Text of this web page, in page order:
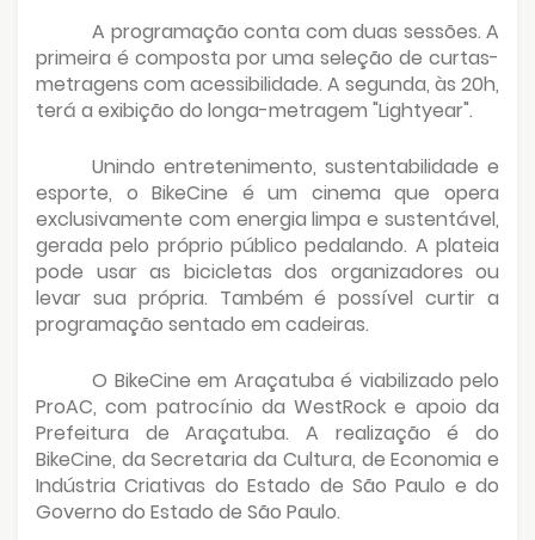
A programação conta com duas sessões. A
primeira é composta por uma seleção de curtas-
metragens com acessibilidade. A segunda, às 20h,
terá a exibição do longa-metragem "Lightyear".
Unindo entretenimento, sustentabilidade e
esporte, o BikeCine é um cinema que opera
exclusivamente com energia limpa e sustentável,
gerada pelo próprio público pedalando. A plateia
pode usar as bicicletas dos organizadores ou
levar sua própria. Também é possível curtir a
programação sentado em cadeiras.
O BikeCine em Araçatuba é viabilizado pelo
ProAC, com patrocínio da WestRock e apoio da
Prefeitura de Araçatuba. A realização é do
BikeCine, da Secretaria da Cultura, de Economia e
Indústria Criativas do Estado de São Paulo e do
Governo do Estado de São Paulo.